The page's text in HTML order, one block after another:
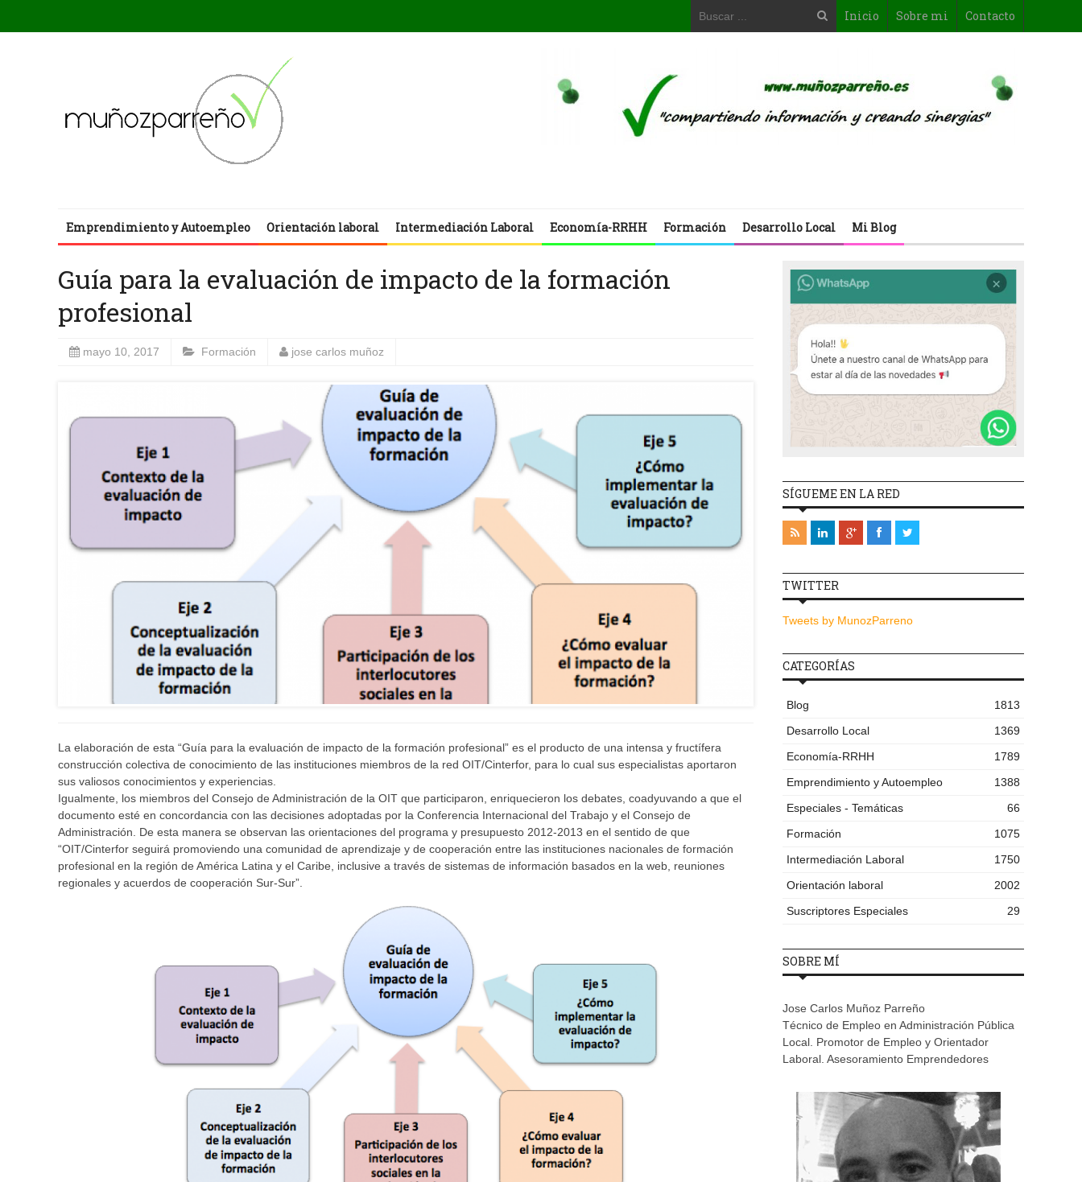
Inicio Sobre mi Contacto
Emprendimiento y Autoempleo Orientación laboral Intermediación Laboral Economía-RRHH Formación Desarrollo Local Mi Blog
Guía para la evaluación de impacto de la formación
profesional
mayo 10, 2017 Formación jose carlos muñoz
La elaboración de esta “Guía para la evaluación de impacto de la formación profesional” es el producto de una intensa y fructífera
construcción colectiva de conocimiento de las instituciones miembros de la red OIT/Cinterfor, para lo cual sus especialistas aportaron
sus valiosos conocimientos y experiencias.
Igualmente, los miembros del Consejo de Administración de la OIT que participaron, enriquecieron los debates, coadyuvando a que el
documento esté en concordancia con las decisiones adoptadas por la Conferencia Internacional del Trabajo y el Consejo de
Administración. De esta manera se observan las orientaciones del programa y presupuesto 2012-2013 en el sentido de que
“OIT/Cinterfor seguirá promoviendo una comunidad de aprendizaje y de cooperación entre las instituciones nacionales de formación
profesional en la región de América Latina y el Caribe, inclusive a través de sistemas de información basados en la web, reuniones
regionales y acuerdos de cooperación Sur-Sur”.
SÍGUEME EN LA RED
TWITTER
Tweets by MunozParreno
CATEGORÍAS
Blog
1813
Desarrollo Local
1369
Economía-RRHH
1789
Emprendimiento y Autoempleo
1388
Especiales - Temáticas
66
Formación
1075
Intermediación Laboral
1750
Orientación laboral
2002
Suscriptores Especiales
29
SOBRE MÍ
Jose Carlos Muñoz Parreño
Técnico de Empleo en Administración Pública
Local. Promotor de Empleo y Orientador
Laboral. Asesoramiento Emprendedores